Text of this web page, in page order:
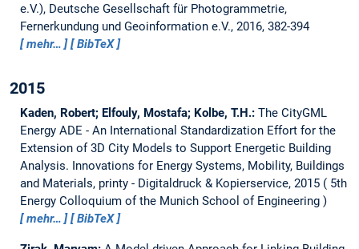
e.V.), Deutsche Gesellschaft für Photogrammetrie,
Fernerkundung und Geoinformation e.V., 2016, 382-394
mehr…
BibTeX
2015
Kaden, Robert; Elfouly, Mostafa; Kolbe, T.H.: The CityGML
Energy ADE - An International Standardization Effort for the
Extension of 3D City Models to Support Energetic Building
Analysis. Innovations for Energy Systems, Mobility, Buildings
and Materials, printy - Digitaldruck & Kopierservice, 2015
5th
Energy Colloquium of the Munich School of Engineering
mehr…
BibTeX